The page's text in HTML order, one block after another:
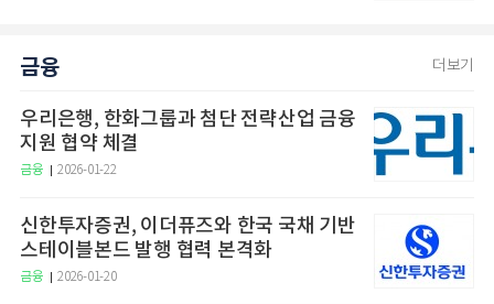
금융 더보기
우리은행, 한화그룹과 첨단 전략산업 금융
지원 협약 체결
금융 2026-01-22
신한투자증권, 이더퓨즈와 한국 국채 기반
스테이블본드 발행 협력 본격화
금융 2026-01-20